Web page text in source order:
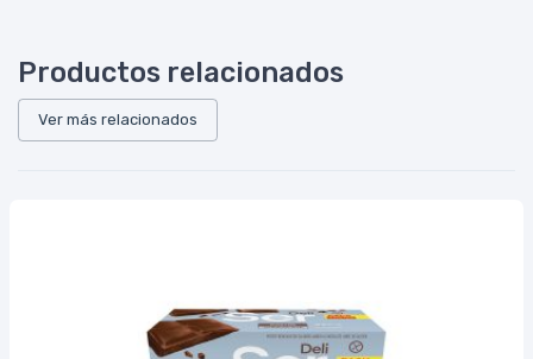
Productos relacionados
Ver más relacionados